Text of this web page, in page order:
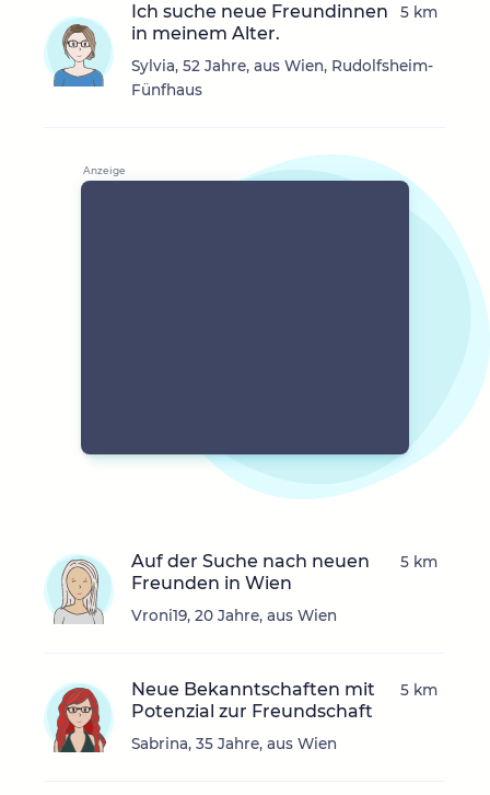
Ich suche neue Freundinnen
in meinem Alter.
Sylvia, 52 Jahre, aus Wien, Rudolfsheim-
Fünfhaus
5 km
Auf der Suche nach neuen
Freunden in Wien
Vroni19, 20 Jahre, aus Wien
5 km
Neue Bekanntschaften mit
Potenzial zur Freundschaft
Sabrina, 35 Jahre, aus Wien
5 km